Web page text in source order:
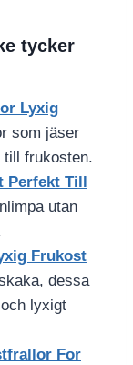
tycker
Lyxig
som jäser
till frukosten.
Perfekt Till
utan
Frukost
dessa
lyxigt
For